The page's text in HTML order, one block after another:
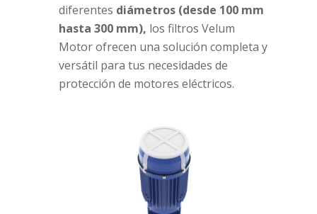
diferentes diámetros (desde 100 mm
hasta 300 mm), los filtros Velum
Motor ofrecen una solución completa y
versátil para tus necesidades de
protección de motores eléctricos.